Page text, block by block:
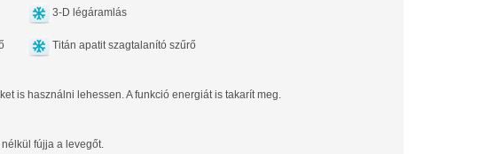
3-D légáramlás
Titán apatit szagtalanító szűrő
is használni lehessen. A funkció energiát is takarít meg.
fújja a levegőt.